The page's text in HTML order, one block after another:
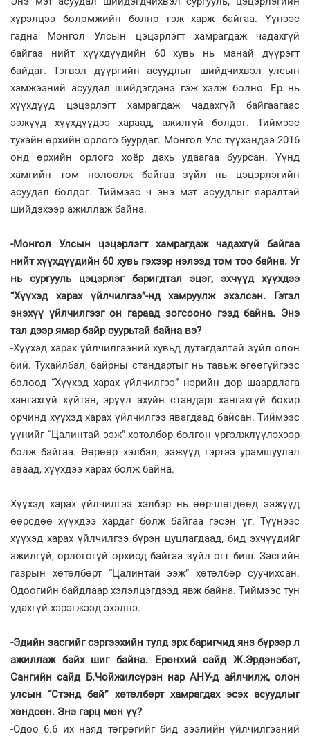
хүрэлцээ боломжийн болно гэж харж байгаа. Үүнээс
гадна Монгол Улсын цэцэрлэгт хамрагдаж чадахгүй
байгаа нийт хүүхдүүдийн 60 хувь нь манай дүүрэгт
байдаг. Тэгвэл дүүргийн асуудлыг шийдчихвэл улсын
хэмжээний асуудал шийдэгдэнэ гэж хэлж болно. Ер нь
хүүхдүүд цэцэрлэгт хамрагдаж чадахгүй байгаагаас
ээжүүд хүүхдүүдээ хараад, ажилгүй болдог. Тиймээс
тухайн өрхийн орлого буурдаг. Монгол Улс түүхэндээ 2016
онд өрхийн орлого хоёр дахь удаагаа буурсан. Үүнд
хамгийн том нөлөөлж байгаа зүйл нь цэцэрлэгийн
асуудал болдог. Тиймээс ч энэ мэт асуудлыг яаралтай
шийдэхээр ажиллаж байна.
-Монгол Улсын цэцэрлэгт хамрагдаж чадахгүй байгаа
нийт хүүхдүүдийн 60 хувь гэхээр нэлээд том тоо байна. Уг
нь сургууль цэцэрлэг баригдтал эцэг, эхчүүд хүүхдээ
“Хүүхэд харах үйлчилгээ”-нд хамруулж эхэлсэн. Гэтэл
энэхүү үйлчилгээг он гараад зогсооно гээд байна. Энэ
тал дээр ямар байр суурьтай байна вэ?
-Хүүхэд харах үйлчилгээний хувьд дутагдалтай зүйл олон
бий. Тухайлбал, байрны стандартыг нь тавьж өгөөгүйгээс
болоод “Хүүхэд харах үйлчилгээ” нэрийн дор шаардлага
хангахгүй хүйтэн, эрүүл ахуйн стандарт хангахгүй бохир
орчинд хүүхэд харах үйлчилгээ явагдаад байсан. Тиймээс
үүнийг “Цалинтай ээж” хөтөлбөр болгон үргэлжлүүлэхээр
болж байгаа. Өөрөөр хэлбэл, ээжүүд гэртээ урамшуулал
аваад, хүүхдээ харах болж байна.
Хүүхэд харах үйлчилгээ хэлбэр нь өөрчлөгдөөд ээжүүд
өөрсдөө хүүхдээ хардаг болж байгаа гэсэн үг. Түүнээс
хүүхэд харах үйлчилгээ бүрэн цуцлагдаад, бид эхчүүдийг
ажилгүй, орлогогүй орхиод байгаа зүйл огт биш. Засгийн
газрын хөтөлбөрт “Цалинтай ээж” хөтөлбөр суучихсан.
Одоогийн байдлаар хэлэлцэгдээд явж байна. Тиймээс тун
удахгүй хэрэгжээд эхэлнэ.
-Эдийн засгийг сэргээхийн тулд эрх баригчид янз бүрээр л
ажиллаж байх шиг байна. Ерөнхий сайд Ж.Эрдэнэбат,
Сангийн сайд Б.Чойжилсүрэн нар АНУ-д айлчилж, олон
улсын “Стэнд бай” хөтөлбөрт хамрагдах эсэх асуудлыг
хөндсөн. Энэ гарц мөн үү?
-Одоо 6.6 их наяд төгрөгийг бид зээлийн үйлчилгээний